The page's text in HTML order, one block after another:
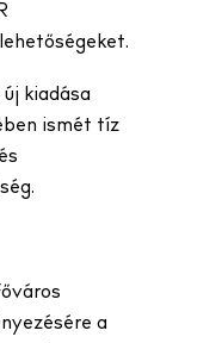
kiadása
ismét tíz
a